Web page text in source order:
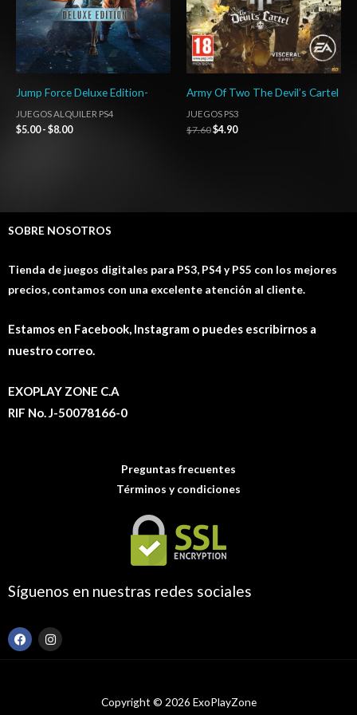
Jump Force Deluxe Edition-
JUEGOS ALQUILER PS4
$5.00 - $8.00
Army Of Two The Devil’s Cartel
JUEGOS PS3
$7.60$4.90
SOBRE NOSOTROS
Tienda de juegos digitales para PS3, PS4 y PS5 con los mejores
precios, contamos con una excelente atención al cliente.
Estamos en Facebook, Instagram o puedes escribirnos a
nuestro correo.
EXOPLAY ZONE C.A
RIF No. J-50078166-0
Preguntas frecuentes
Términos y condiciones
Síguenos en nuestras redes sociales
F
a
I
n
Copyright © 2026 ExoPlayZone